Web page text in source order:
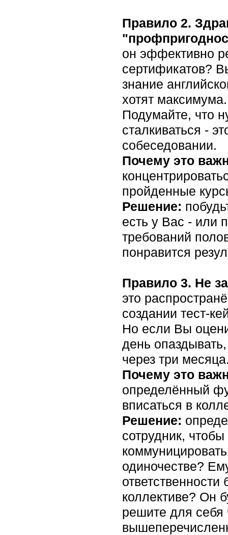
Правило 2.
он эффективно
сертификатов?
знание
хотят
Подумайте, что
сталкиваться -
собеседовании.
Почему это
пройденные
Решение:
есть у Вас - или
требований
понравится
Правило 3. Не
это
создании тест-
Но если Вы
день
через три
Почему это
определённый
вписаться в
Решение:
сотрудник,
одиночестве?
коллективе? Он
решите для себя